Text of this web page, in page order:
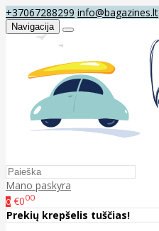
+37067288299 info@bagazines.lt
Navigacija
Mano paskyra
0 €000
Prekių krepšelis tuščias!